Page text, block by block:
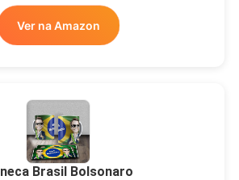
Xícara Bolsonaro
Brasão Deus Acima De
Todos
Ver na Amazon
Brasil Bolsonaro